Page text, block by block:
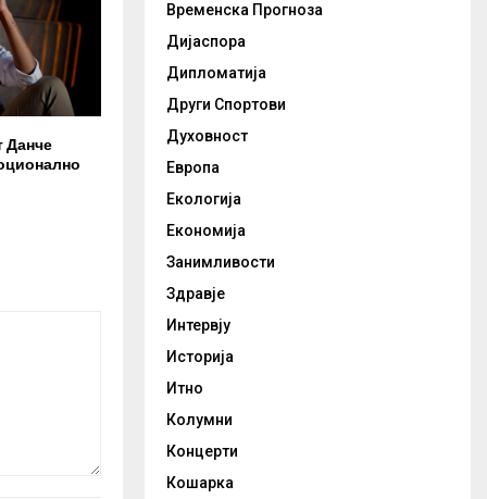
Данче
Временска Прогноза
Дијаспора
Дипломатија
Други Спортови
Духовност
Европа
Екологија
Економија
Занимливости
Здравје
Интервју
Историја
Итно
Колумни
Концерти
Кошарка